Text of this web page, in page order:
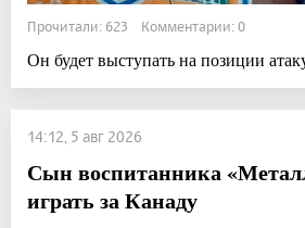
Прочитали: 623 Комментарии: 0
Он будет выступать на позиции
14:12, 5 авг 2026
Сын воспитанника
играть за Канаду